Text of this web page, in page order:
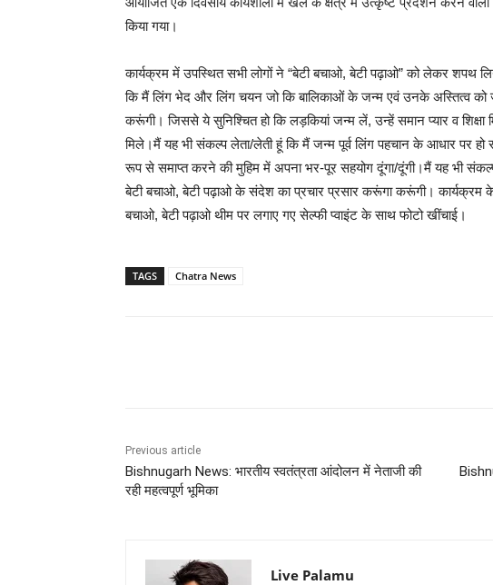
किया गया।
कार्यक्रम में उपस्थित सभी लोगों ने “बेटी बचाओ, बेटी पढ़ाओ” को लेकर शपथ
कि मैं लिंग भेद और लिंग चयन जो कि बालिकाओं के जन्म एवं उनके अस्तित्व को
करूंगी। जिससे ये सुनिश्चित हो कि लड़कियां जन्म लें, उन्हें समान प्यार व
मिले।मैं यह भी संकल्प लेता/लेती हूं कि मैं जन्म पूर्व लिंग पहचान के आधार पर
रूप से समाप्त करने की मुहिम में अपना भर-पूर सहयोग दूंगा/दूंगी।मैं यह भी
बेटी बचाओ, बेटी पढ़ाओ के संदेश का प्रचार प्रसार करूंगा करूंगी। कार्यक्रम
बचाओ, बेटी पढ़ाओ थीम पर लगाए गए सेल्फी प्वाइंट के साथ फोटो खींचाई।
TAGS Chatra News
Previous article
Bishnugarh News: भारतीय स्वतंत्रता आंदोलन में नेताजी की
रही महत्वपूर्ण भूमिका
Live Palamu